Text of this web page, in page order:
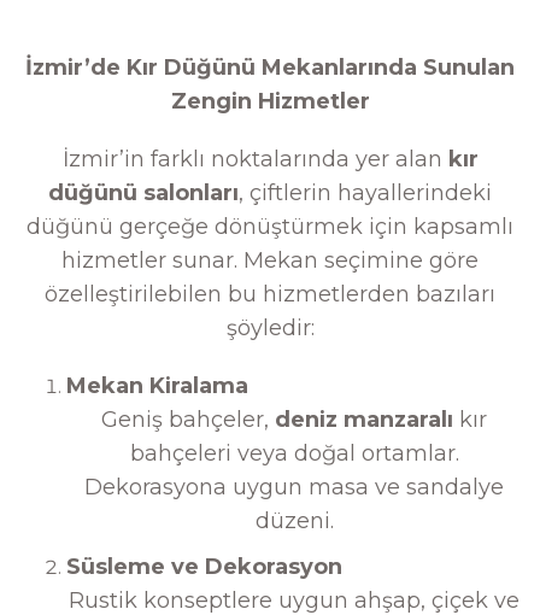
İzmir’de Kır Düğünü Mekanlarında Sunulan
Zengin Hizmetler
İzmir’in farklı noktalarında yer alan kır
düğünü salonları, çiftlerin hayallerindeki
düğünü gerçeğe dönüştürmek için kapsamlı
hizmetler sunar. Mekan seçimine göre
özelleştirilebilen bu hizmetlerden bazıları
şöyledir:
Mekan Kiralama
Geniş bahçeler, deniz manzaralı kır
bahçeleri veya doğal ortamlar.
Dekorasyona uygun masa ve sandalye
düzeni.
Süsleme ve Dekorasyon
Rustik konseptlere uygun ahşap, çiçek ve